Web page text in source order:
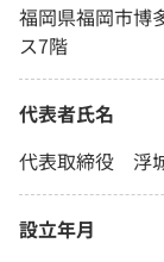
福岡県福岡市博
ス7階
代表者氏名
代表取締役 浮
設立年月